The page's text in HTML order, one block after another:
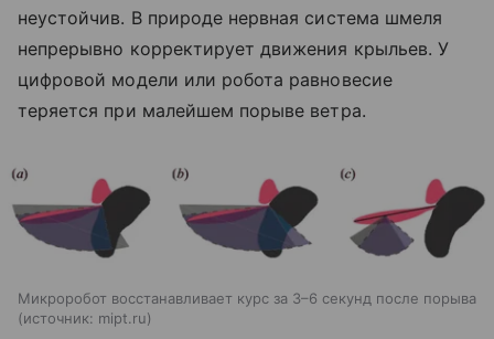
неустойчив. В природе нервная система шмеля
непрерывно корректирует движения крыльев. У
цифровой модели или робота равновесие
теряется при малейшем порыве ветра.
Микроробот восстанавливает курс за 3–6 секунд после порыва
источник: mipt.ru